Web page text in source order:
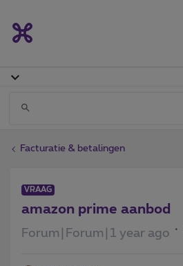
Facturatie & betalingen
VRAAG
amazon prime aanbod
Forum|Forum|1 year ago